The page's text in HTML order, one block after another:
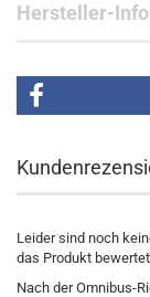
Hersteller-Info
Leider sind noch
das Produkt
Nach der Omnibus-